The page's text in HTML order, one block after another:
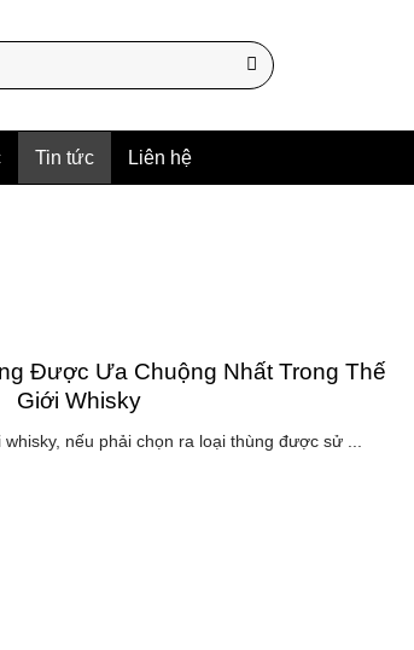
Tin tức Liên hệ
Được Ưa Chuộng Nhất Trong Thế
Giới Whisky
nếu phải chọn ra loại thùng được sử ...